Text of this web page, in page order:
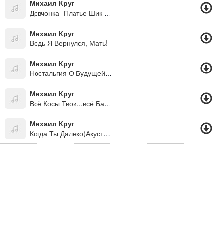
Михаил Круг
Девчонка- Платье Шик Аля Париж
Михаил Круг
Ведь Я Вернулся, Мать!
Михаил Круг
Ностальгия О Будущей Любви "Альбом: Вольная Песня (2005)"
Михаил Круг
Всё Косы Твои...всё Бантики
Михаил Круг
Когда Ты Далеко(Акустика)